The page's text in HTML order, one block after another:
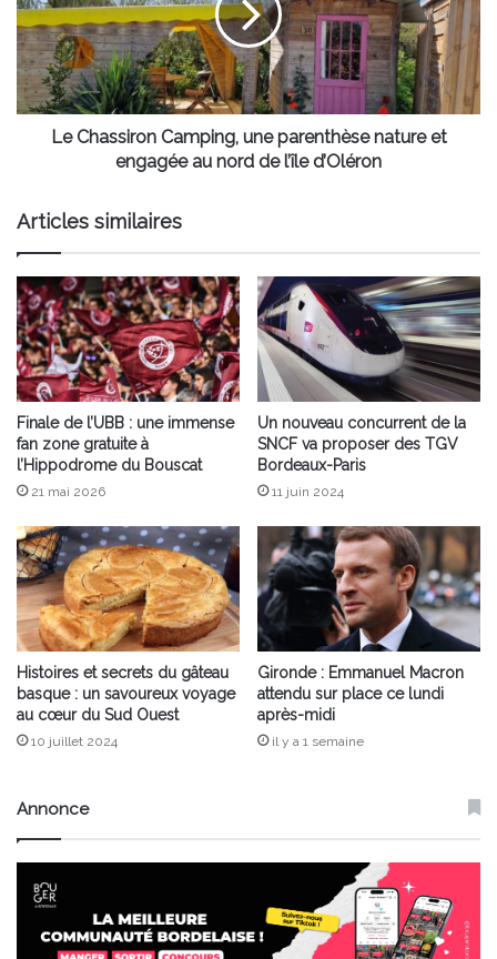
parenthèse
nature
et
engagée
au
Le Chassiron Camping, une parenthèse nature et
engagée au nord de l’île d’Oléron
Articles similaires
Finale de l’UBB : une immense
fan zone gratuite à
l’Hippodrome du Bouscat
21 mai 2026
Un nouveau concurrent de la
SNCF va proposer des TGV
Bordeaux-Paris
11 juin 2024
Histoires et secrets du gâteau
basque : un savoureux voyage
au cœur du Sud Ouest
10 juillet 2024
Gironde : Emmanuel Macron
attendu sur place ce lundi
après-midi
il y a 1 semaine
Annonce